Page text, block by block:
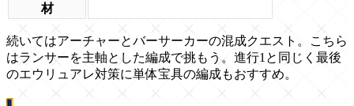
材
続いてはアーチャーとバーサーカーの混成クエスト。こちら
はランサーを主軸とした編成で挑もう。進行1と同じく最後
のエウリュアレ対策に単体宝具の編成もおすすめ。